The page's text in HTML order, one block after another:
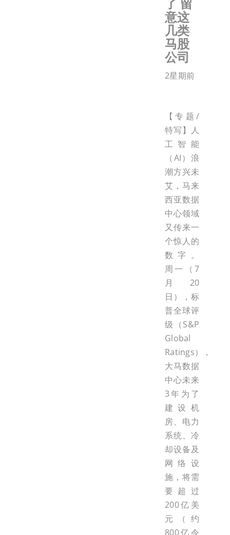
意这
几类
马股
公司
2星期前
【专题/
特写】人
工智能
（AI）浪
潮方兴未
艾，马来
西亚数据
中心领域
又传来一
个惊人的
数字。
周一（7
月20
日），标
普全球评
级（S&P
Global
Ratings），
大马数据
中心未来
3年为了
建设机
房、电力
系统、冷
却设备及
网络设
施，将需
要超过
200亿美
元（约
800亿令